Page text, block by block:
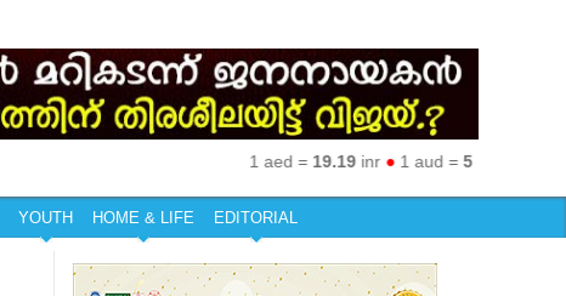
1 aed =19.19inr●1 aud =50.27
YOUTH HOME & LIFE EDITORIAL